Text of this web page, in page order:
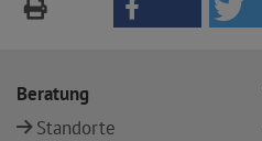
Beratung
Standorte